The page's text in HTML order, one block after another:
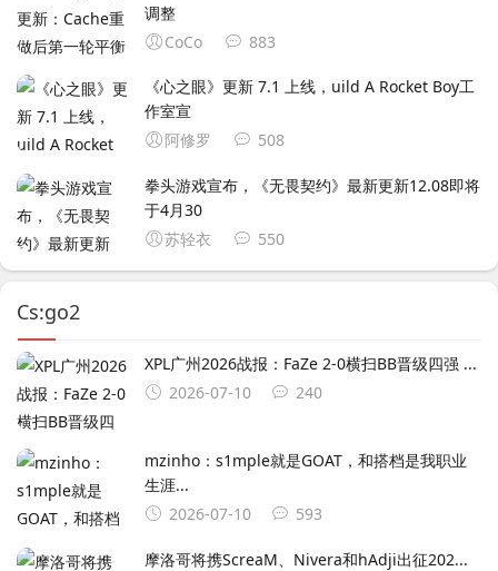
调整
CoCo
883
《心之眼》更新 7.1 上线，uild A Rocket Boy工
作室宣
阿修罗
508
拳头游戏宣布，《无畏契约》最新更新12.08即将
于4月30
苏轻衣
550
Cs:go2
XPL广州2026战报：FaZe 2-0横扫BB晋级四强 ...
2026-07-10
240
mzinho：s1mple就是GOAT，和搭档是我职业
生涯...
2026-07-10
593
摩洛哥将携ScreaM、Nivera和hAdji出征202...